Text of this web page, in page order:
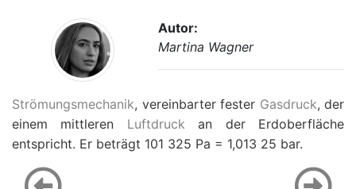
Autor:
Martina Wagner
Strömungsmechanik, vereinbarter fester Gasdruck, der
einem mittleren Luftdruck an der Erdoberfläche
entspricht. Er beträgt 101 325 Pa = 1,013 25 bar.